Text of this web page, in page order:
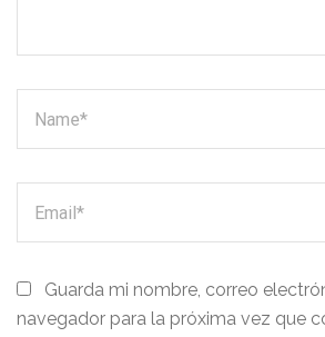
Guarda mi nombre, correo
navegador para la próxima vez que